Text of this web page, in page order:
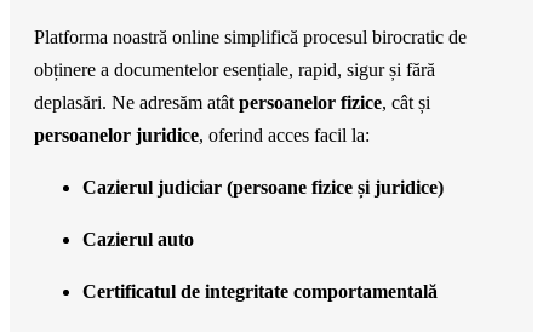
Platforma noastră online simplifică procesul birocratic de
obținere a documentelor esențiale, rapid, sigur și fără
deplasări. Ne adresăm atâtpersoanelor fizice, cât și
persoanelor juridice, oferind acces facil la:
Cazierul judiciar (persoane fizice și juridice)
Cazierul auto
Certificatul de integritate comportamentală